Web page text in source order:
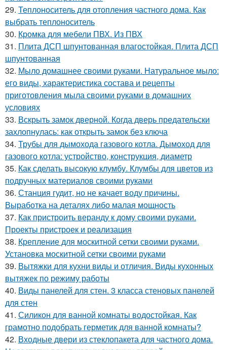
29. Теплоноситель для отопления частного дома. Как
выбрать теплоноситель
30. Кромка для мебели ПВХ. Из ПВХ
31. Плита ДСП шпунтованная влагостойкая. Плита ДСП
шпунтованная
32. Мыло домашнее своими руками. Натуральное мыло:
его виды, характеристика состава и рецепты
приготовления мыла своими руками в домашних
условиях
33. Вскрыть замок дверной. Когда дверь предательски
захлопнулась: как открыть замок без ключа
34. Трубы для дымохода газового котла. Дымоход для
газового котла: устройство, конструкция, диаметр
35. Как сделать высокую клумбу. Клумбы для цветов из
подручных материалов своими руками
36. Станция гудит, но не качает воду причины.
Выработка на деталях либо малая мощность
37. Как пристроить веранду к дому своими руками.
Проекты пристроек и реализация
38. Крепление для москитной сетки своими руками.
Установка москитной сетки своими руками
39. Вытяжки для кухни виды и отличия. Виды кухонных
вытяжек по режиму работы
40. Виды панелей для стен. 3 класса стеновых панелей
для стен
41. Силикон для ванной комнаты водостойкая. Как
грамотно подобрать герметик для ванной комнаты?
42. Входные двери из стеклопакета для частного дома.